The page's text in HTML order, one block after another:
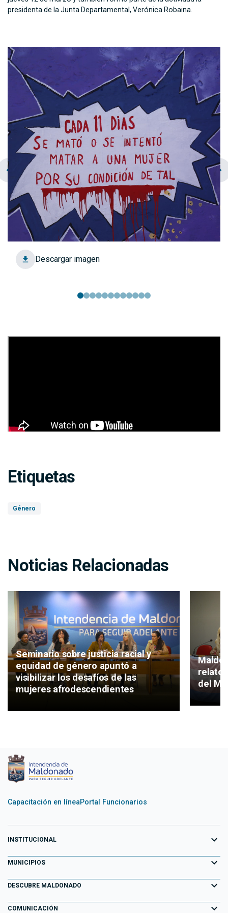
presidenta de la Junta Departamental, Verónica Robaina.
Descargar imagen
chevron_left navigate_next
Etiquetas
Género
Noticias Relacionadas
Seminario sobre justicia racial y
equidad de género apuntó a
visibilizar los desafíos de las
mujeres afrodescendientes
del
Capacitación en líneaPortal Funcionarios
INSTITUCIONAL expand_more
Equipo de Gobierno
Primeros 100 días
MUNICIPIOS expand_more
Aiguá
Garzón
DESCUBRE MALDONADO expand_more
Información para el Turista
COMUNICACIÓN expand_more